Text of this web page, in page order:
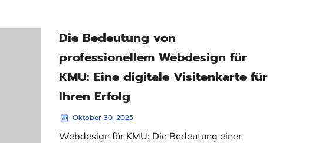
Die Bedeutung von
professionellem Webdesign für
KMU: Eine digitale Visitenkarte für
Ihren Erfolg
Oktober 30, 2025
Webdesign für KMU: Die Bedeutung einer